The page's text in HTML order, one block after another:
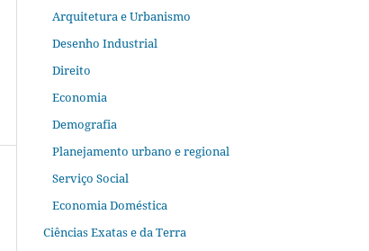
Arquitetura e Urbanismo
Desenho Industrial
Direito
Economia
Demografia
Planejamento urbano e regional
Serviço Social
Economia Doméstica
Ciências Exatas e da Terra